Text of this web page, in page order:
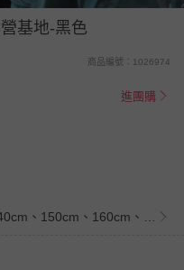
基地-黑色
商品編號：1026974
進團購